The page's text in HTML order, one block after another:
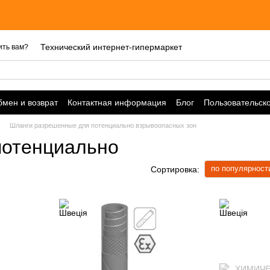
вам? Технический интернет-гипермаркет
и возврат Контактная информация Блог
Шланги разрешенные для потенциально взрывоопасных зон
Сортировка: по